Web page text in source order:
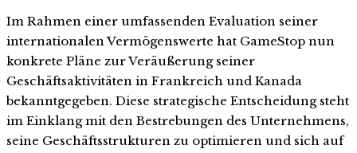
Im Rahmen einer umfassenden Evaluation seiner
internationalen Vermögenswerte hat GameStop nun
konkrete Pläne zur Veräußerung seiner
Geschäftsaktivitäten in Frankreich und Kanada
bekanntgegeben. Diese strategische Entscheidung steht
im Einklang mit den Bestrebungen des Unternehmens,
seine Geschäftsstrukturen zu optimieren und sich auf